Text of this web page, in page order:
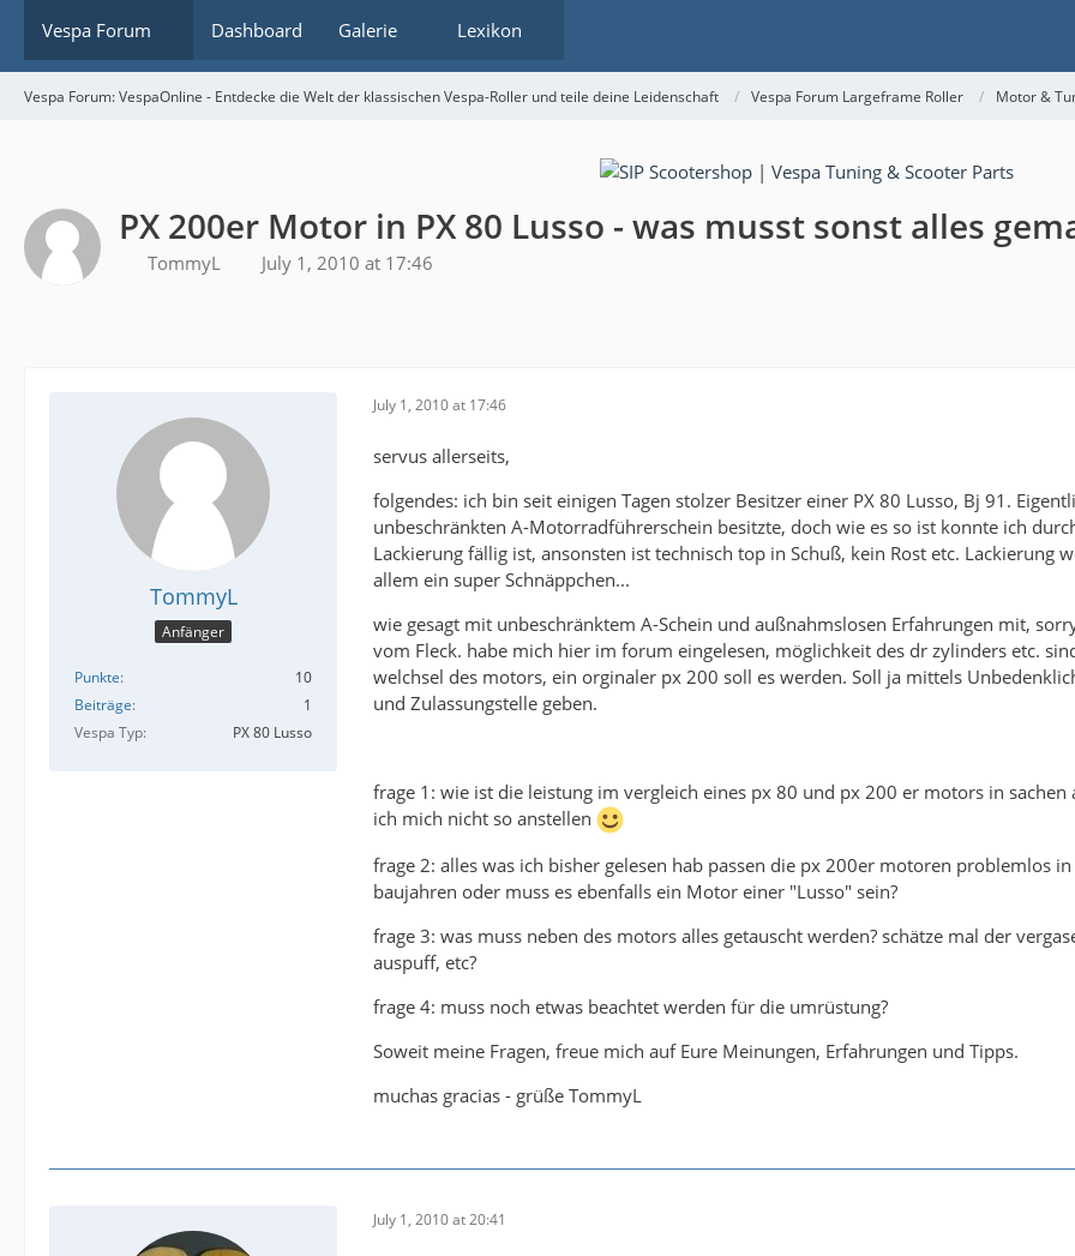
Vespa Forum Dashboard Galerie Lexikon
Vespa Forum: VespaOnline - Entdecke die Welt der klassischen Vespa-Roller und teile deine Leidenschaft Vespa Forum Largeframe Roller Motor &
PX 200er Motor in PX 80 Lusso - was musst sonst alles
TommyL July 1, 2010 at 17:46
TommyL
Anfänger
Punkte
10
Beiträge
1
Vespa Typ
PX 80 Lusso
July 1, 2010 at 17:46
servus allerseits,
folgendes: ich bin seit einigen Tagen stolzer Besitzer einer PX 80 Lusso, Bj 91.
unbeschränkten A-Motorradführerschein besitzte, doch wie es so ist konnte ich
Lackierung fällig ist, ansonsten ist technisch top in Schuß, kein Rost etc. Lackierung
allem ein super Schnäppchen...
wie gesagt mit unbeschränktem A-Schein und außnahmslosen Erfahrungen mit,
vom Fleck. habe mich hier im forum eingelesen, möglichkeit des dr zylinders etc.
welchsel des motors, ein orginaler px 200 soll es werden. Soll ja mittels
und Zulassungstelle geben.
frage 1: wie ist die leistung im vergleich eines px 80 und px 200 er motors in
ich mich nicht so anstellen
frage 2: alles was ich bisher gelesen hab passen die px 200er motoren problemlos
baujahren oder muss es ebenfalls ein Motor einer "Lusso" sein?
frage 3: was muss neben des motors alles getauscht werden? schätze mal der
auspuff, etc?
frage 4: muss noch etwas beachtet werden für die umrüstung?
Soweit meine Fragen, freue mich auf Eure Meinungen, Erfahrungen und Tipps.
muchas gracias - grüße TommyL
July 1, 2010 at 20:41